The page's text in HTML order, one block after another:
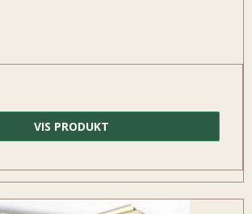
VIS PRODUKT